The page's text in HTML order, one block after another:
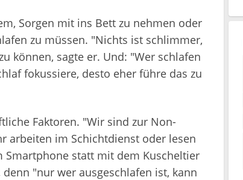
Sorgen mit ins Bett zu nehmen oder
zu müssen. "Nichts ist schlimmer,
können, sagte er. Und: "Wer schlafen
fokussiere, desto eher führe das zu
Faktoren. "Wir sind zur Non-
arbeiten im Schichtdienst oder lesen
statt mit dem Kuscheltier
"nur wer ausgeschlafen ist, kann